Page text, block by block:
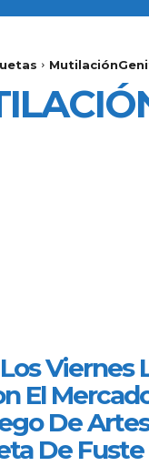
Viernes
El
De
De Fuste